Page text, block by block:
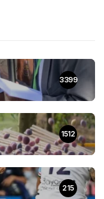
3399
1512
215